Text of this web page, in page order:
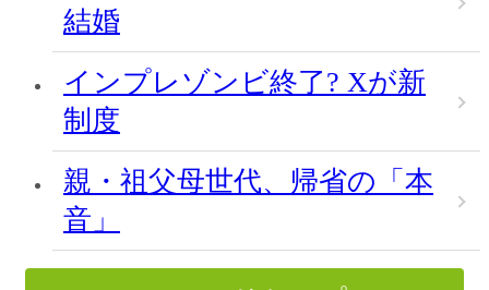
結婚
インプレゾンビ終了? Xが新
制度
親・祖父母世代、帰省の「本
音」